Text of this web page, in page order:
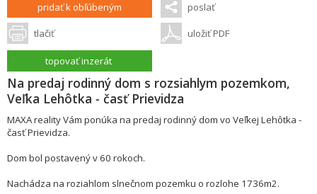
pridať k obľúbeným poslať
tlačiť uložiť PDF
topovať inzerát
Na predaj rodinný dom s rozsiahlym pozemkom,
Veľka Lehôtka - časť Prievidza
MAXA reality Vám ponúka na predaj rodinný dom vo Veľkej Lehôtka -
časť Prievidza.
Dom bol postavený v 60 rokoch.
Nachádza na roziahlom slnečnom pozemku o rozlohe 1736m2.